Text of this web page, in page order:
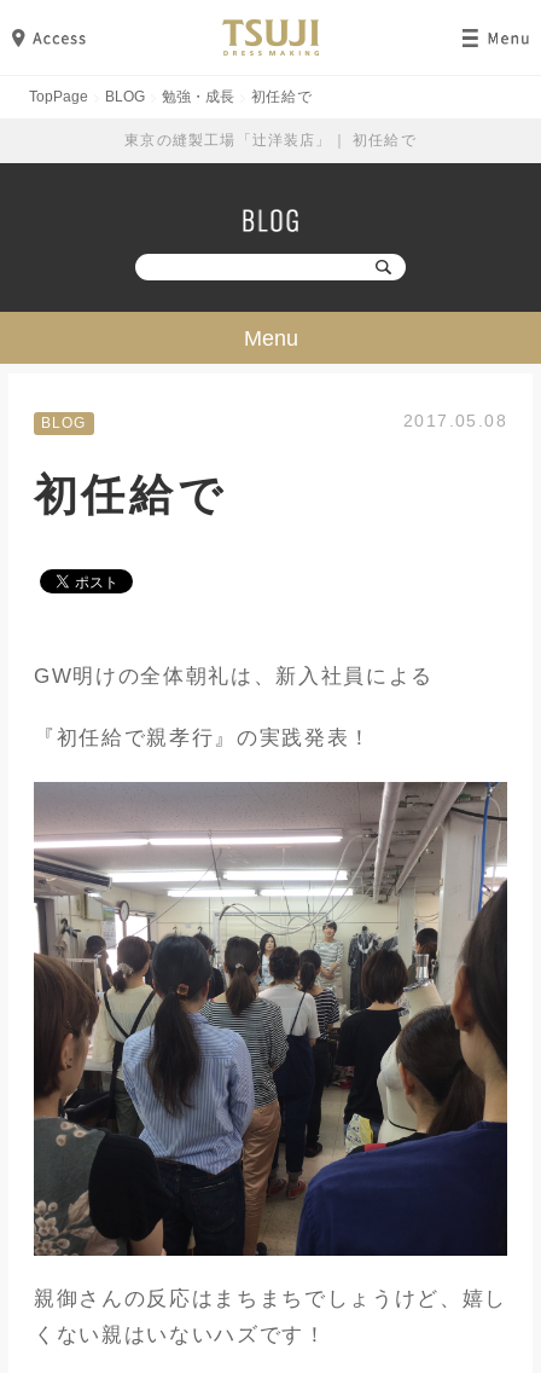
TopPage BLOG 勉強・成長 初任給で
東京の縫製工場「辻洋装店」｜ 初任給で
Menu
メゾンな日々
BLOG 2017.05.08
初任給で
GW明けの全体朝礼は、新入社員による
『初任給で親孝行』の実践発表！
親御さんの反応はまちまちでしょうけど、嬉し
くない親はいないハズです！